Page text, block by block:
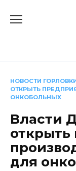
НОВОСТИ
ОТКРЫТЬ
ОНКОБОЛЬНЫХ
Власти
открыть
для